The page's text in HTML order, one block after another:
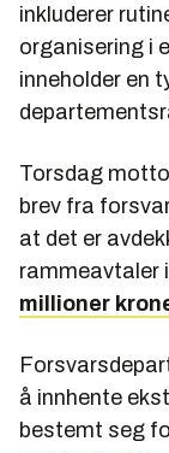
inkluderer
organisering i
inneholder en
Torsdag
brev fra
at det er
rammeavtaler
millioner
å innhente
bestemt seg